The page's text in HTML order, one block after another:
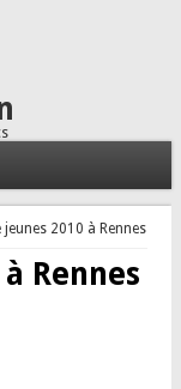
jeunes 2010 à Rennes
Rennes